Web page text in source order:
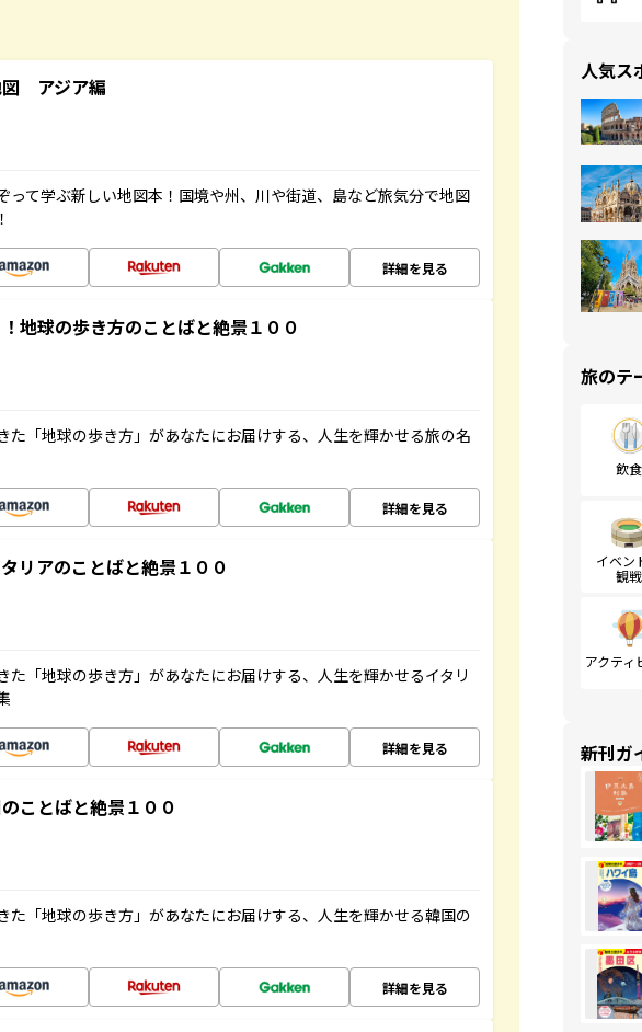
アジア編
って学ぶ新しい地図本！国境や州、川や街道、島など旅気分で地図
詳細を見る
地球の歩き方のことばと絶景１００
た「地球の歩き方」があなたにお届けする、人生を輝かせる旅の名
詳細を見る
リアのことばと絶景１００
た「地球の歩き方」があなたにお届けする、人生を輝かせるイタリ
詳細を見る
ことばと絶景１００
た「地球の歩き方」があなたにお届けする、人生を輝かせる韓国の
詳細を見る
人気ス
旅のテ
飲食
イベン
観戦
アクティ
新刊ガ